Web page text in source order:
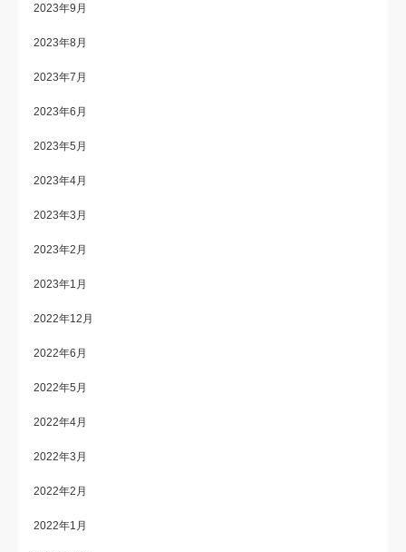
2023年9月
2023年8月
2023年7月
2023年6月
2023年5月
2023年4月
2023年3月
2023年2月
2023年1月
2022年12月
2022年6月
2022年5月
2022年4月
2022年3月
2022年2月
2022年1月